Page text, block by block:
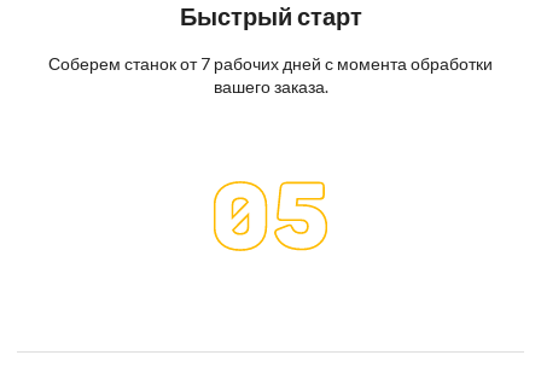
Быстрый старт
Соберем станок от 7 рабочих дней с момента обработки
вашего заказа.